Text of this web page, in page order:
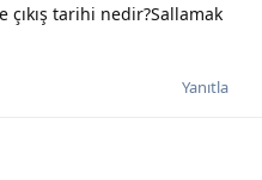
çıkış tarihi nedir?Sallamak
Yanıtla